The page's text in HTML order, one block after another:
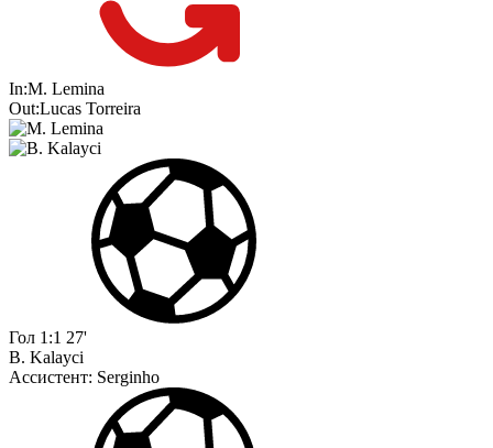
In:M. Lemina
Out:Lucas Torreira
Гол 1:1 27'
B. Kalayci
Ассистент: Serginho